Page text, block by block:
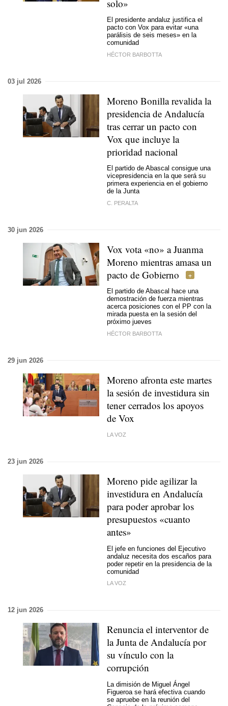
solo»
El presidente andaluz justifica el
pacto con Vox para evitar «una
parálisis de seis meses» en la
comunidad
HÉCTOR BARBOTTA
03 jul 2026
Moreno Bonilla revalida la
presidencia de Andalucía
tras cerrar un pacto con
Vox que incluye la
prioridad nacional
El partido de Abascal consigue una
vicepresidencia en la que será su
primera experiencia en el gobierno
de la Junta
C. PERALTA
30 jun 2026
Vox vota «no» a Juanma
Moreno mientras amasa un
pacto de Gobierno
El partido de Abascal hace una
demostración de fuerza mientras
acerca posiciones con el PP con la
mirada puesta en la sesión del
próximo jueves
HÉCTOR BARBOTTA
29 jun 2026
Moreno afronta este martes
la sesión de investidura sin
tener cerrados los apoyos
de Vox
LA VOZ
23 jun 2026
Moreno pide agilizar la
investidura en Andalucía
para poder aprobar los
presupuestos «cuanto
antes»
El jefe en funciones del Ejecutivo
andaluz necesita dos escaños para
poder repetir en la presidencia de la
comunidad
LA VOZ
12 jun 2026
Renuncia el interventor de
la Junta de Andalucía por
su vínculo con la
corrupción
La dimisión de Miguel Ángel
Figueroa se hará efectiva cuando
se apruebe en la reunión del